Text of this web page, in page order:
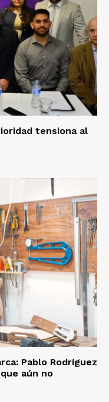
tensiona al
Pablo Rodríguez
aún no